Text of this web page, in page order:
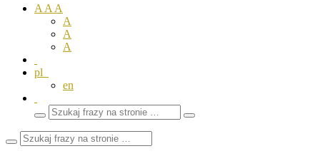
A A A
A
A
A
pl
en
Wyszukaj
frazy
Zamknij